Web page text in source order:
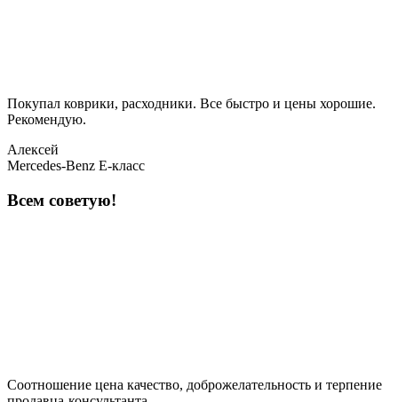
Покупал коврики, расходники. Все быстро и цены хорошие.
Рекомендую.
Алексей
Mercedes-Benz E-класс
Всем советую!
Соотношение цена качество, доброжелательность и терпение